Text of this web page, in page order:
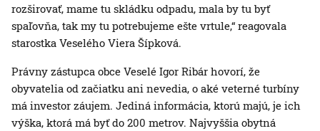
rozširovať, mame tu skládku odpadu, mala by tu byť
spaľovňa, tak my tu potrebujeme ešte vrtule,“ reagovala
starostka Veselého Viera Šípková.
Právny zástupca obce Veselé Igor Ribár hovorí, že
obyvatelia od začiatku ani nevedia, o aké veterné turbíny
má investor záujem. Jediná informácia, ktorú majú, je ich
výška, ktorá má byť do 200 metrov. Najvyššia obytná